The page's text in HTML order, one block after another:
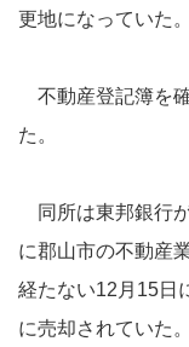
更地になっていた。
不動産登記簿を
た。
同所は東邦銀行
に郡山市の不動産
経たない12月15日
に売却されていた